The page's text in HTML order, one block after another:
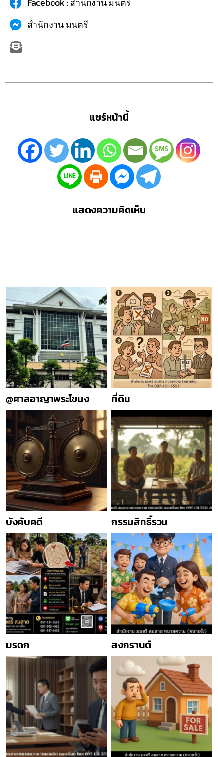
Facebook : สำนักงาน มนตรี
สำนักงาน มนตรี
แชร์หน้านี้
แสดงความคิดเห็น
@ศาลอาญาพระโขนง ที่ดิน
บังคับคดี กรรมสิทธิ์รวม
มรดก สงกรานต์